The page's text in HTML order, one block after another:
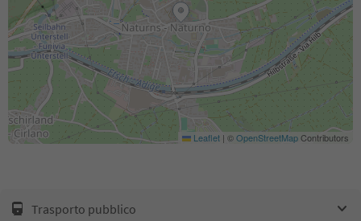
Leaflet | ©OpenStreetMapContributors
Trasporto pubblico